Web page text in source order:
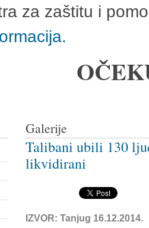
za zaštitu i
Galerije
Talibani ubili 130
likvidirani
IZVOR: Tanjug 16.12.2014.